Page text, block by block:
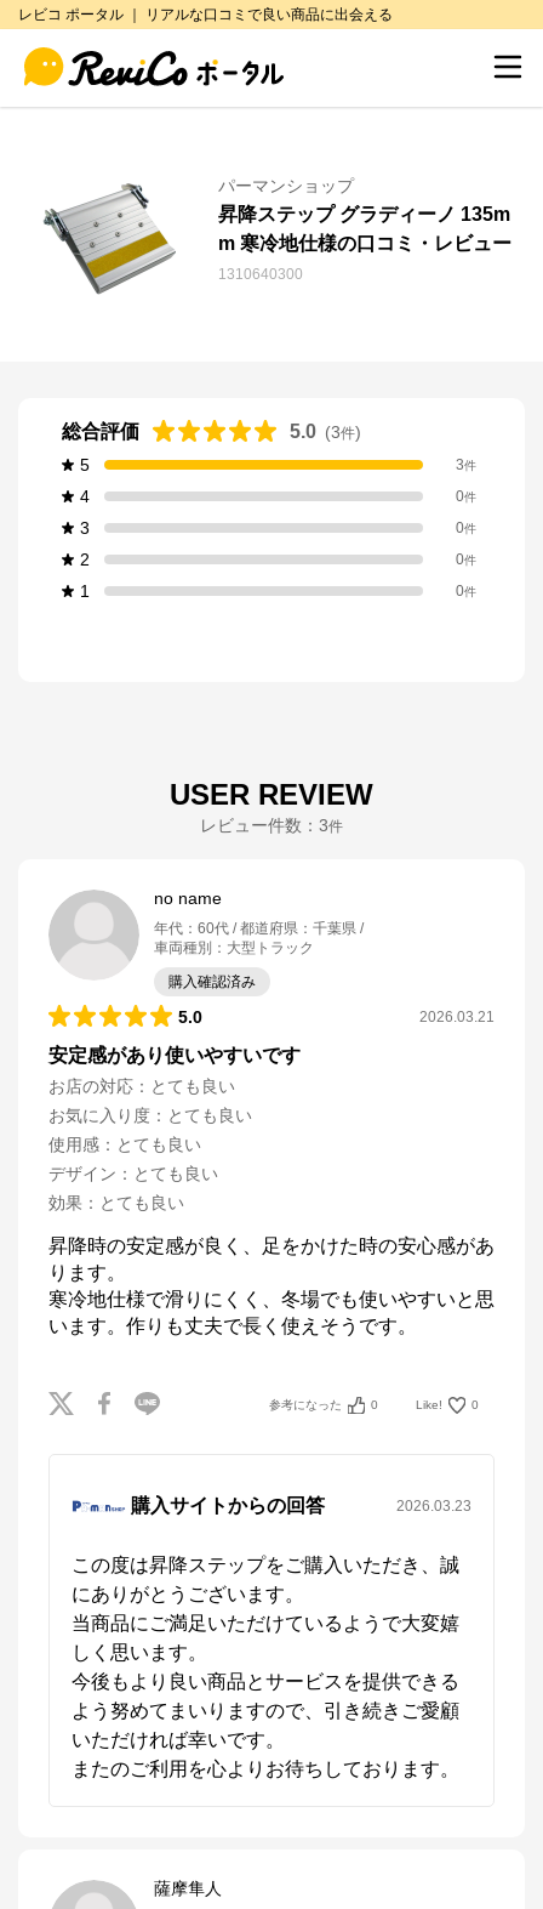
レビコ ポータル ｜ リアルな口コミで良い商品に出会える
パーマンショップ
昇降ステップ グラディーノ 135m
m 寒冷地仕様の口コミ・レビュー
1310640300
総合評価 5.0 (3件)
5
3件
4 0件
3 0件
2 0件
1 0件
USER REVIEW
レビュー件数： 3件
no name
年代 ： 60代 都道府県 ： 千葉県
車両種別 ： 大型トラック
購入確認済み
5.0 2026.03.21
安定感があり使いやすいです
お店の対応 ： とても良い
お気に入り度 ： とても良い
使用感 ： とても良い
デザイン ： とても良い
効果 ： とても良い
昇降時の安定感が良く、足をかけた時の安心感があ
ります。
寒冷地仕様で滑りにくく、冬場でも使いやすいと思
います。作りも丈夫で長く使えそうです。
参考になった 0 Like! 0
購入サイトからの回答 2026.03.23
この度は昇降ステップをご購入いただき、誠
にありがとうございます。
当商品にご満足いただけているようで大変嬉
しく思います。
今後もより良い商品とサービスを提供できる
よう努めてまいりますので、引き続きご愛顧
いただければ幸いです。
またのご利用を心よりお待ちしております。
薩摩隼人